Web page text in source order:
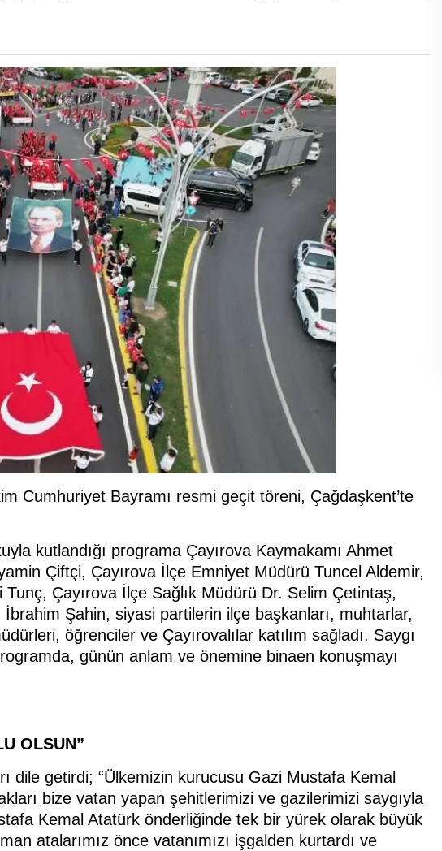
Cumhuriyet Bayramı resmi geçit töreni, Çağdaşkent’te
kutlandığı programa Çayırova Kaymakamı Ahmet
Çiftçi, Çayırova İlçe Emniyet Müdürü Tuncel Aldemir,
Çayırova İlçe Sağlık Müdürü Dr. Selim Çetintaş,
Şahin, siyasi partilerin ilçe başkanları, muhtarlar,
öğrenciler ve Çayırovalılar katılım sağladı. Saygı
günün anlam ve önemine binaen konuşmayı
OLSUN”
dile getirdi; “Ülkemizin kurucusu Gazi Mustafa Kemal
bize vatan yapan şehitlerimizi ve gazilerimizi saygıyla
Kemal Atatürk önderliğinde tek bir yürek olarak büyük
atalarımız önce vatanımızı işgalden kurtardı ve